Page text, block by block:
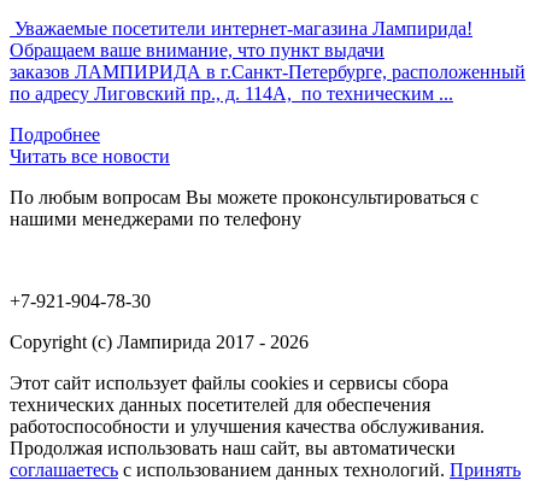
Уважаемые посетители интернет-магазина Лампирида!
Обращаем ваше внимание, что пункт выдачи
заказов ЛАМПИРИДА в г.Санкт-Петербурге, расположенный
по адресу Лиговский пр., д. 114А, по техническим ...
Читать все новости
По любым вопросам Вы можете проконсультироваться с
нашими менеджерами по телефону
+7-921-904-78-30
Copyright (c) Лампирида 2017 - 2026
Этот сайт использует файлы cookies и сервисы сбора
технических данных посетителей для обеспечения
работоспособности и улучшения качества обслуживания.
Продолжая использовать наш сайт, вы автоматически
соглашаетесь с использованием данных технологий. Принять